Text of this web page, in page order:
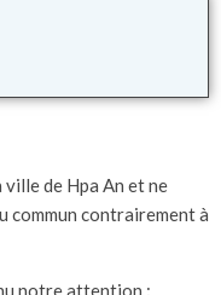
ville de Hpa An et ne
commun contrairement à